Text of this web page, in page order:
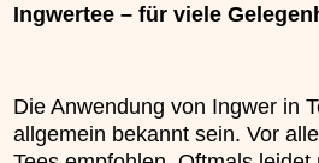
Ingwertee – für viele
Die Anwendung von Ingwer in
allgemein bekannt sein. Vor